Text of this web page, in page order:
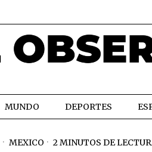
MUNDO DEPORTES
MEXICO 2 MINUTOS DE